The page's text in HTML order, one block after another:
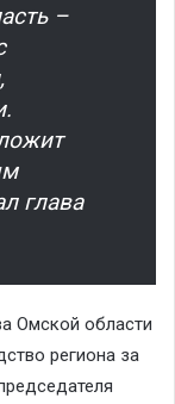
–
глава
Омской области
региона за